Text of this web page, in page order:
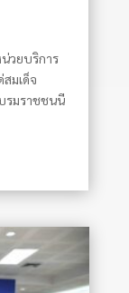
วยบริการ
มเด็จ
รมราชชนนี